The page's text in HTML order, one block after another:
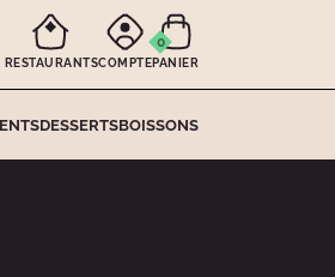
RESTAURANTSCOMPTEPANIER
0
DESSERTSBOISSONS